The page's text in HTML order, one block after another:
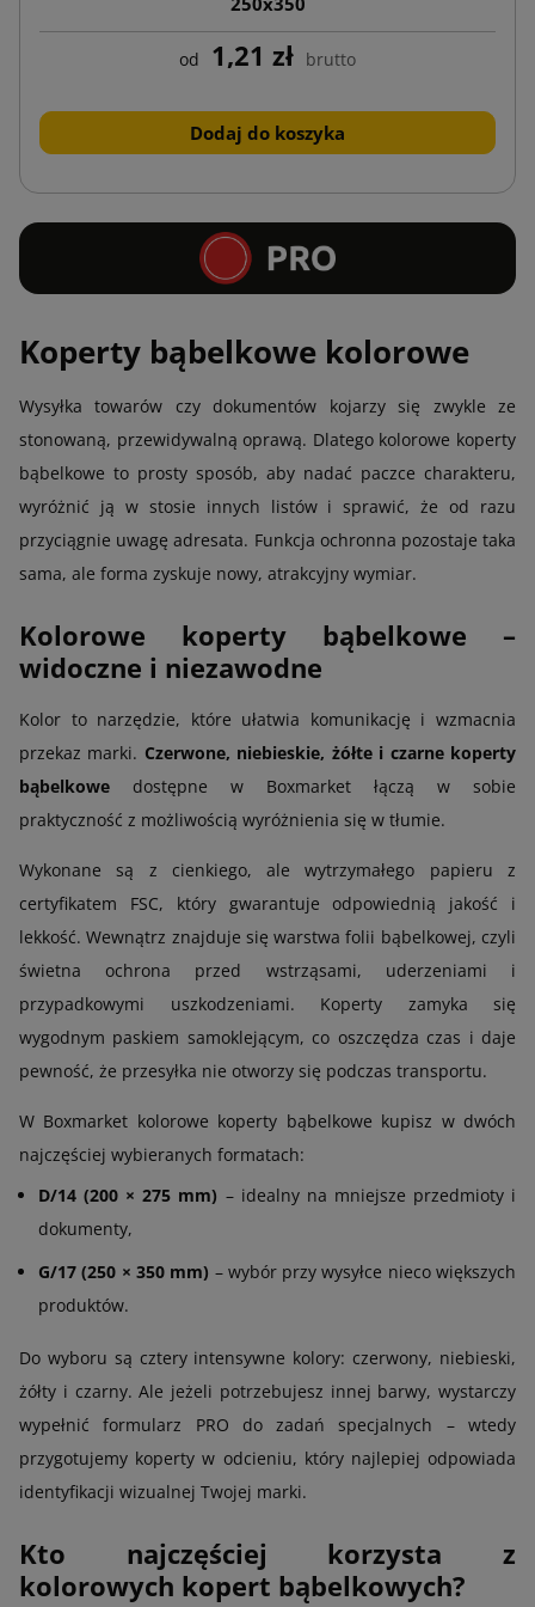
od 1,21 zł brutto
Dodaj do koszyka
Koperty bąbelkowe kolorowe
Wysyłka towarów czy dokumentów kojarzy się zwykle ze
stonowaną, przewidywalną oprawą. Dlatego kolorowe koperty
bąbelkowe to prosty sposób, aby nadać paczce charakteru,
wyróżnić ją w stosie innych listów i sprawić, że od razu
przyciągnie uwagę adresata. Funkcja ochronna pozostaje taka
sama, ale forma zyskuje nowy, atrakcyjny wymiar.
Kolorowe koperty bąbelkowe –
widoczne i niezawodne
Kolor to narzędzie, które ułatwia komunikację i wzmacnia
przekaz marki. Czerwone, niebieskie, żółte i czarne koperty
bąbelkowe dostępne w Boxmarket łączą w sobie
praktyczność z możliwością wyróżnienia się w tłumie.
Wykonane są z cienkiego, ale wytrzymałego papieru z
certyfikatem FSC, który gwarantuje odpowiednią jakość i
lekkość. Wewnątrz znajduje się warstwa folii bąbelkowej, czyli
świetna ochrona przed wstrząsami, uderzeniami i
przypadkowymi uszkodzeniami. Koperty zamyka się
wygodnym paskiem samoklejącym, co oszczędza czas i daje
pewność, że przesyłka nie otworzy się podczas transportu.
W Boxmarket kolorowe koperty bąbelkowe kupisz w dwóch
najczęściej wybieranych formatach:
D/14 (200 × 275 mm) – idealny na mniejsze przedmioty i
dokumenty,
G/17 (250 × 350 mm) – wybór przy wysyłce nieco większych
produktów.
Do wyboru są cztery intensywne kolory: czerwony, niebieski,
żółty i czarny. Ale jeżeli potrzebujesz innej barwy, wystarczy
wypełnić formularz PRO do zadań specjalnych – wtedy
przygotujemy koperty w odcieniu, który najlepiej odpowiada
identyfikacji wizualnej Twojej marki.
Kto najczęściej korzysta z
kolorowych kopert bąbelkowych?